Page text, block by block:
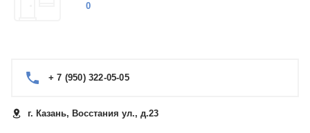
0
+ 7 (950) 322-05-05
г. Казань, Восстания ул., д.23